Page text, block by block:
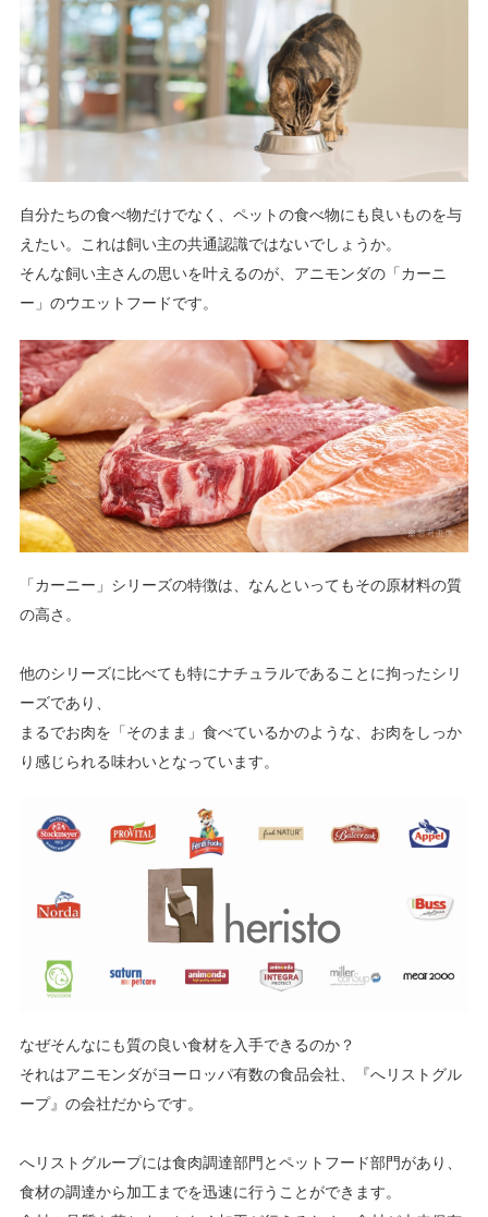
自分たちの食べ物だけでなく、ペットの食べ物にも良いものを与
えたい。これは飼い主の共通認識ではないでしょうか。
そんな飼い主さんの思いを叶えるのが、アニモンダの「カーニ
ー」のウエットフードです。
「カーニー」シリーズの特徴は、なんといってもその原材料の質
の高さ。
他のシリーズに比べても特にナチュラルであることに拘ったシリ
ーズであり、
まるでお肉を「そのまま」食べているかのような、お肉をしっか
り感じられる味わいとなっています。
なぜそんなにも質の良い食材を入手できるのか？
それはアニモンダがヨーロッパ有数の食品会社、『へリストグル
ープ』の会社だからです。
へリストグループには食肉調達部門とペットフード部門があり、
食材の調達から加工までを迅速に行うことができます。